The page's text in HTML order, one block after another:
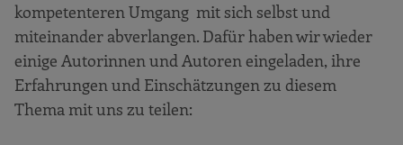
kompetenteren Umgang mit sich selbst und
miteinander abverlangen. Dafür haben wir wieder
einige Autorinnen und Autoren eingeladen, ihre
Erfahrungen und Einschätzungen zu diesem
Thema mit uns zu teilen: